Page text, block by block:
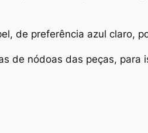
de preferência azul claro,
de nódoas das peças,